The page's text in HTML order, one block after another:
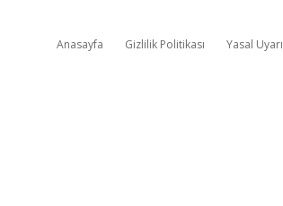
Anasayfa Gizlilik Politikası Yasal Uyarı